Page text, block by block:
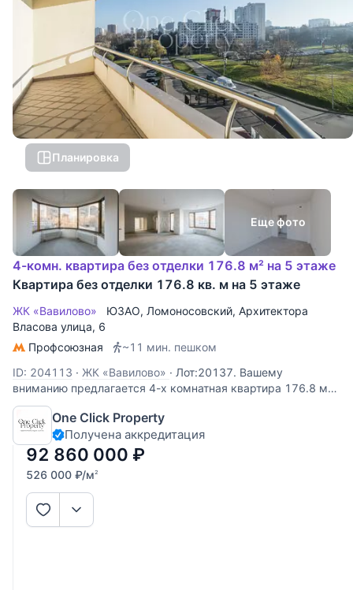
Планировка
Еще фото
4-комн. квартира без отделки 176.8 м² на 5 этаже
Квартира без отделки 176.8 кв. м на 5 этаже
ЖК «Вавилово» ЮЗАО, Ломоносовский, Архитектора
Власова улица, 6
Профсоюзная
~11 мин. пешком
ID: 204113 · ЖК «Вавилово» · Лот:20137. Вашему
вниманию предлагается 4-х комнатная квартира 176.8 м2
в ЖК бизнес-класса "Вавилово". Планировочное решение
располагает: просторная кухня 28 м2, спальня 29,3 м2 со
своим санузлом, детская 18,3 м2, гостиная 40.6 м2,
гостевой санузел
One Click Property
Получена аккредитация
92 860 000 ₽
526 000 ₽/м2